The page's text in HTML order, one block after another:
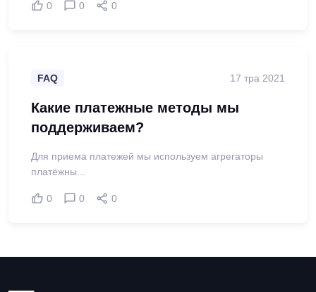
0 0 0
FAQ 17 тра 2021
Какие платежные методы мы
поддерживаем?
Для приема платежей мы используем агрегаторы
платёжны...
0 0 0